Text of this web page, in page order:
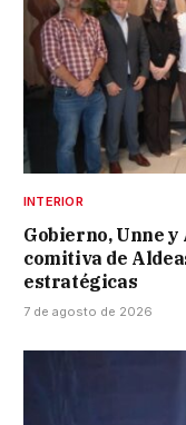
INTERIOR
Gobierno, Unne
comitiva de
estratégicas
7 de agosto de 2026